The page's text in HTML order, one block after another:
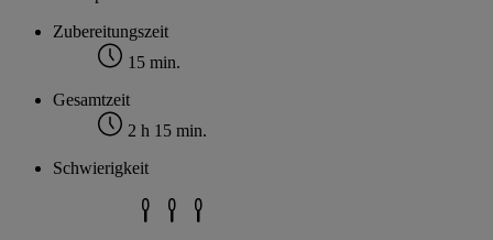
Zubereitungszeit
15 min.
Gesamtzeit
2 h 15 min.
Schwierigkeit